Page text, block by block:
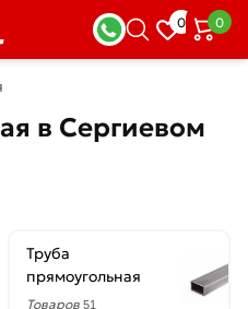
0 0
в Сергиевом
Труба
прямоугольная
Товаров 51